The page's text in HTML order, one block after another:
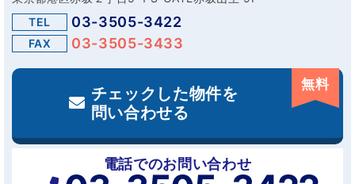
TEL
03-3505-3422
FAX 03-3505-3433
チェックした物件を
問い合わせる
無料
電話でのお問い合わせ